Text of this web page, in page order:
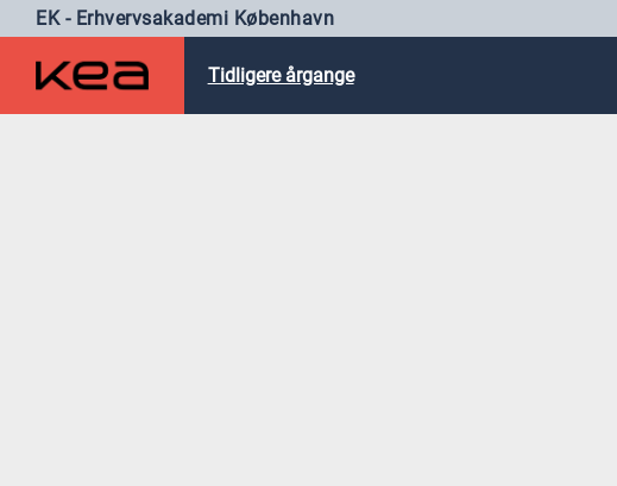
EK - Erhvervsakademi København
Tidligere årgange